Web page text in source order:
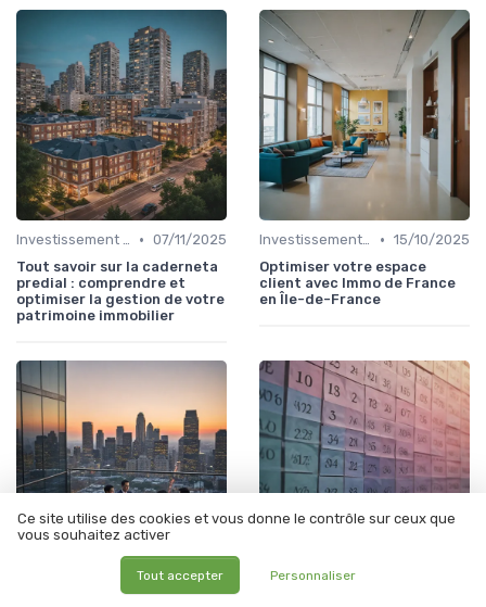
Investissement Immobilier • 07/11/2025
Tout savoir sur la caderneta
predial : comprendre et
optimiser la gestion de votre
patrimoine immobilier
Investissement Immobilier • 15/10/2025
Optimiser votre espace
client avec Immo de France
en Île-de-France
• 08/10/2025
Ce site utilise des cookies et vous donne le contrôle sur ceux que
vous souhaitez activer
Tout accepter Personnaliser